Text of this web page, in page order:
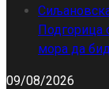
Подгорица
мора да
09/08/2026